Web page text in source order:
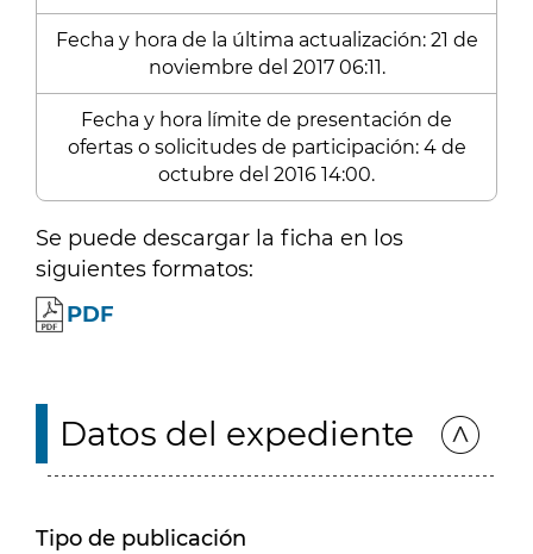
Fecha y hora de la última actualización: 21 de
noviembre del 2017 06:11.
Fecha y hora límite de presentación de
ofertas o solicitudes de participación: 4 de
octubre del 2016 14:00.
Se puede descargar la ficha en los
siguientes formatos:
PDF
Datos del expediente
Tipo de publicación